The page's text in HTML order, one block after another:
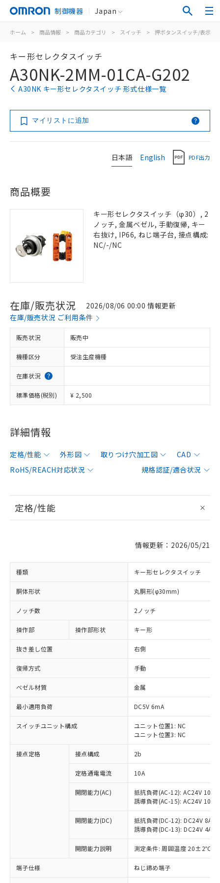
制御機器 Japan
ホーム > 商品情報 > 商品カテゴリ > スイッチ > 押ボタンスイッチ/表示灯
キー形セレクタスイッチ
A30NK-2MM-01CA-G202
A30NK キー形セレクタスイッチ 形式仕様一覧
マイリストに追加
日本語 English PDF出力
商品概要
キー形セレクタスイッチ（φ30）, 2
ノッチ, 金属ベゼル, 手動復帰, キー
右抜け, IP66, ねじ端子台, 接点構成:
NC/-/NC
在庫/販売状況
2026/08/06 00:00 情報更新
在庫/販売状況 ご利用条件
販売状況 販売中
機種区分 受注生産機種
在庫状況
標準価格(税別) ¥ 2,500
詳細情報
定格/性能 外形図 取りつけ穴加工図
CAD
RoHS/REACH対応状況
規格認証/適合状況
定格/性能
情報更新：2026/05/21
種類 キー形セレクタスイッチ
胴体形状 丸胴形(φ30mm)
ノッチ数 2ノッチ
操作部 操作部形状 キー形
抜き差し位置 右側
復帰方式 手動
ベゼル材質 金属
最小適用負荷 DC5V 6mA
スイッチユニット構成
ユニット位置1: NC
ユニット位置3: NC
接点定格 接点構成 2b
定格通電電流 10A
開閉能力(AC)
抵抗負荷(AC-12): AC24V 10A/
誘導負荷(AC-15): AC24V
開閉能力(DC)
抵抗負荷(DC-12): DC24V 8A/
誘導負荷(DC-13): DC24V 4A/
開閉能力説明 測定条件: 周囲温度 20±2℃、
端子仕様 ねじ締め端子
ご利用条件
以下の条件をお読みいただき、同意のうえ
対応済み：EU RoHS指令（10物質）の
非含有に対応した製品が提供可能な商品で
対応予定：EU RoHS指令（10物質）の非含
有に対応した製品に切り替える予定のある
対応予定なし：EU RoHS指令（10物質）の
非含有に非対応の商品で、対応品を出す予